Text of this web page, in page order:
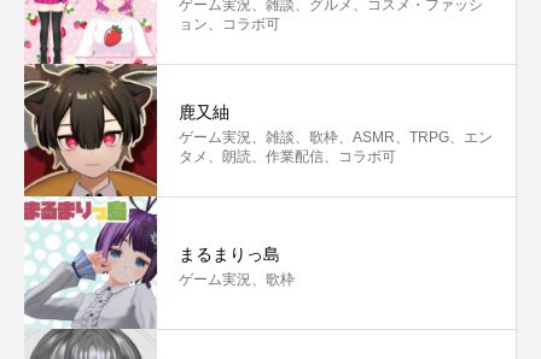
ゲーム実況、雑談、グルメ、コスメ・ファッシ
ョン、コラボ可
鹿又紬
ゲーム実況、雑談、歌枠、ASMR、TRPG、エン
タメ、朗読、作業配信、コラボ可
まるまりっ島
ゲーム実況、歌枠